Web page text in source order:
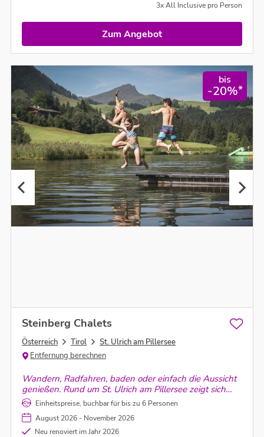
3x All Inclusive pro Person
Zum Angebot
bis
-20%*
Steinberg Chalets
Österreich Tirol
St. Ulrich am Pillersee
Entfernung berechnen
Wandern, Radfahren, baden oder einfach die Aussicht
genießen. Rund um St. Ulrich am Pillersee zeigt sich
der Sommer von seiner abwechslungsreichen Seite
und die Steinberg Chalets bieten den perfekten
Ausgangspunkt dafür.
Einheitspreise, buchbar für bis zu 6 Personen
August 2026 - November 2026
Neu renoviert im Jahr 2026